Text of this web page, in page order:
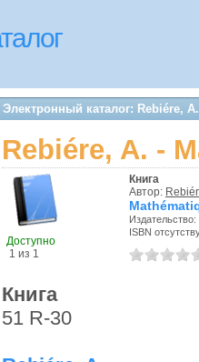
Электронный каталог: Rebiére,
Rebiére, A. -
Доступно
1 из 1
Книга
Автор:
Издательство:
ISBN
Книга
51 R-30